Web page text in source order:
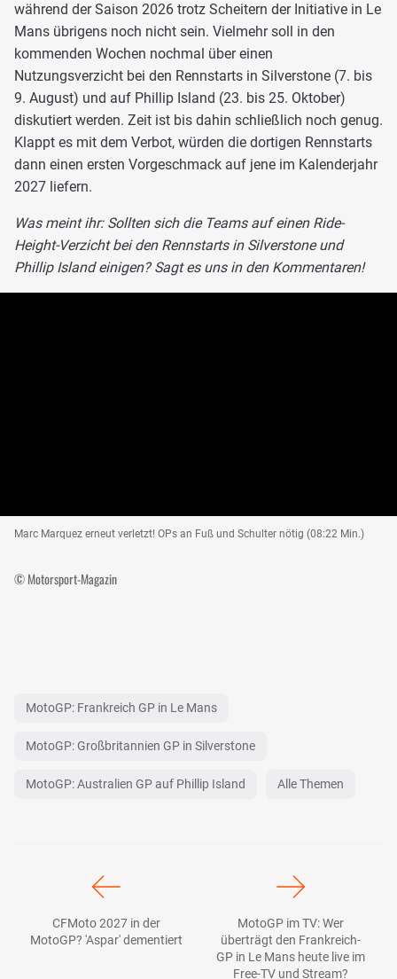
während der Saison 2026 trotz Scheitern der Initiative in Le
Mans übrigens noch nicht sein. Vielmehr soll in den
kommenden Wochen nochmal über einen
Nutzungsverzicht bei den Rennstarts in Silverstone (7. bis
9. August) und auf Phillip Island (23. bis 25. Oktober)
diskutiert werden. Zeit ist bis dahin schließlich noch genug.
Klappt es mit dem Verbot, würden die dortigen Rennstarts
dann einen ersten Vorgeschmack auf jene im Kalenderjahr
2027 liefern.
Was meint ihr: Sollten sich die Teams auf einen Ride-
Height-Verzicht bei den Rennstarts in Silverstone und
Phillip Island einigen? Sagt es uns in den Kommentaren!
Marc Marquez erneut verletzt! OPs an Fuß und Schulter nötig (08:22 Min.)
© Motorsport-Magazin
MotoGP: Frankreich GP in Le Mans
MotoGP: Großbritannien GP in Silverstone
MotoGP: Australien GP auf Phillip Island Alle Themen
CFMoto 2027 in der
MotoGP? 'Aspar' dementiert
MotoGP im TV: Wer
überträgt den Frankreich-
GP in Le Mans heute live im
Free-TV und Stream?